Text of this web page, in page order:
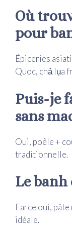
Où
pour
Épiceries
Quoc, chả lụa
Puis-je
sans
Oui, poêle +
traditionnelle.
Le banh
Farce oui,
idéale.